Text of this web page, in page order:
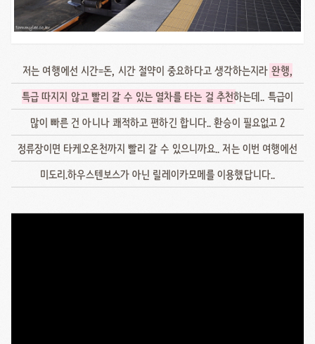
저는 여행에선 시간=돈, 시간 절약이 중요하다고 생각하는지라 완행,
특급 따지지 않고 빨리 갈 수 있는 열차를 타는 걸 추천하는데.. 특급이
많이 빠른 건 아니나 쾌적하고 편하긴 합니다.. 환승이 필요없고 2
정류장이면 타케오온천까지 빨리 갈 수 있으니까요.. 저는 이번 여행에선
미도리.하우스텐보스가 아닌 릴레이카모메를 이용했답니다..